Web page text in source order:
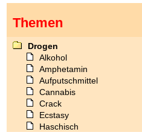
Themen
Drogen
Alkohol
Amphetamin
Aufputschmittel
Cannabis
Crack
Ecstasy
Haschisch